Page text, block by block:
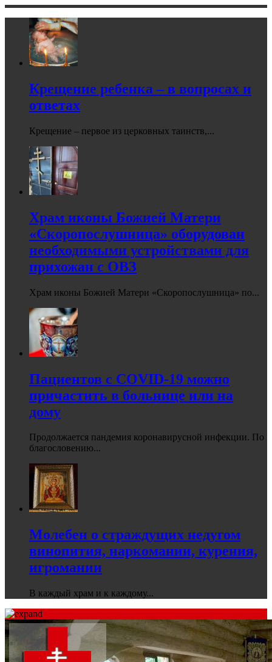
Крещение ребенка – в вопросах и
ответах
Крещение – первое из церковных таинств,...
Храм иконы Божией Матери
«Скоропослушница» оборудован
необходимыми устройствами для
прихожан с ОВЗ
Храм иконы Божией Матери «Скоропослушница» по...
Пациентов с COVID-19 можно
причастить в больнице или на
дому
Продолжается пандемия коронавирусной инфекции. По
благословению...
Молебен о страждущих недугом
винопития, наркомании, курения,
игромании
В каждый храм и к каждому...